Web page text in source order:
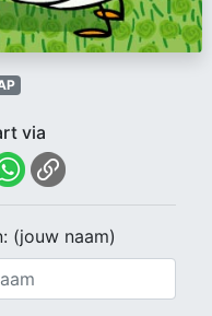
via
(jouw naam)